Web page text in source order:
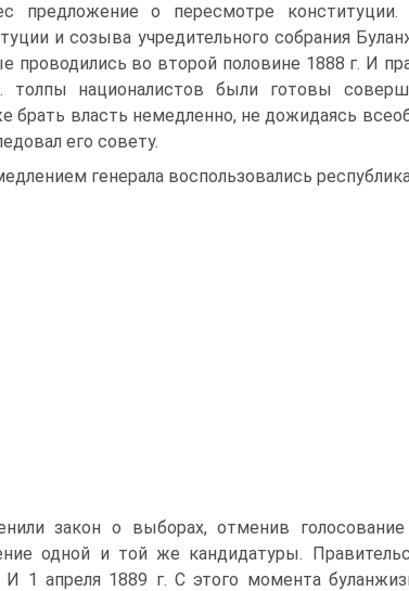
предложение о пересмотре конституции.
и созыва учредительного собрания
проводились во второй половине 1888 г. И
толпы националистов были готовы
брать власть немедленно, не дожидаясь
его совету.
генерала воспользовались
закон о выборах, отменив
одной и той же кандидатуры.
И 1 апреля 1889 г. С этого момента